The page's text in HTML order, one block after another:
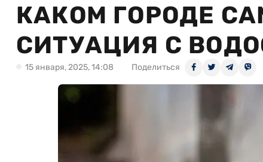
КАКОМ ГОРОДЕ
СИТУАЦИЯ С
15 января, 2025, 14:08 Поделиться